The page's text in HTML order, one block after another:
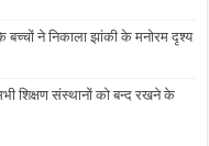
ने निकाला झांकी के मनोरम दृश्य
शिक्षण संस्थानों को बन्द रखने के